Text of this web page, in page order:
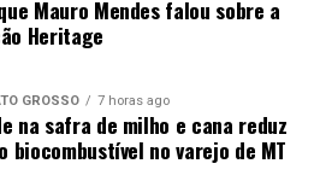
o mercado será a
chinesas, o que ainda não é
sinais positivos dos últimos
Mauro Mendes falou sobre a
Heritage
GROSSO 7 horas ago
na safra de milho e cana reduz
biocombustível no varejo de MT